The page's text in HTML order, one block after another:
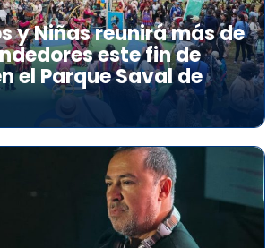
y Niñas reunirá más de
este fin de
el Parque Saval de